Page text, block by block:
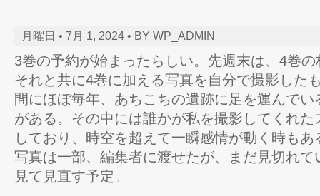
月曜日 • 7月 1, 2024 • BY WP_ADMIN
3巻の予約が始まったらしい。先週末は、4巻
それと共に4巻に加える写真を自分で撮影した
間にほぼ毎年、あちこちの遺跡に足を運んで
がある。その中には誰かが私を撮影してくれ
しており、時空を超えて一瞬感情が動く時もあ
写真は一部、編集者に渡せたが、まだ見切れ
見て見直す予定。